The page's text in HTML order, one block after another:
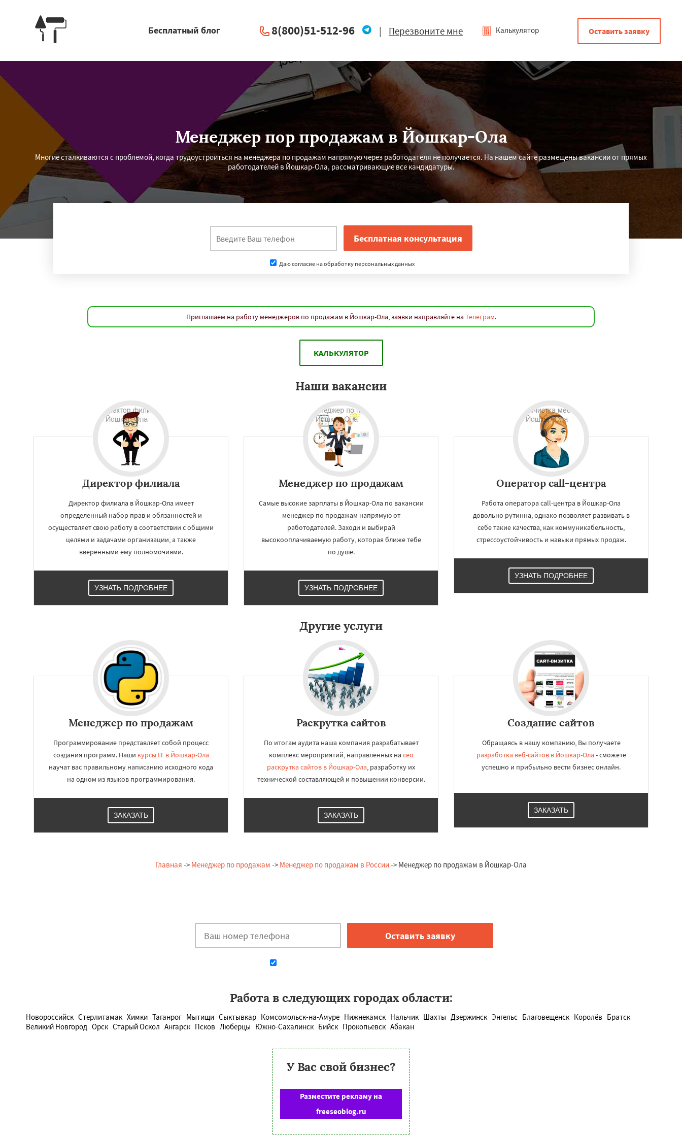
Новороссийск
Химки
Таганрог Мытищи
Комсомольск-на-Амуре
Нижнекамск
Нальчик
Благовещенск
Южно-Сахалинск
Абакан
Бесплатный блог 8(800)51-512-96 | Перезвоните мне Калькулятор Оставить заявку
Менеджер пор продажам в Йошкар-Ола
Многие сталкиваются с проблемой, когда трудоустроиться на менеджера по продажам напрямую через работодателя не получается. На нашем сайте размещены вакансии от прямых
работодателей в Йошкар-Ола, рассматривающие все кандидатуры.
Даю согласие на обработку персональных данных
Приглашаем на работу менеджеров по продажам в Йошкар-Ола, заявки направляйте на Телеграм.
КАЛЬКУЛЯТОР
Наши вакансии
Директор филиала
Директор филиала в Йошкар-Ола имеет
определенный набор прав и обязанностей и
осуществляет свою работу в соответствии с общими
целями и задачами организации, а также
вверенными ему полномочиями.
УЗНАТЬ ПОДРОБНЕЕ
Менеджер по продажам
Самые высокие зарплаты в Йошкар-Ола по вакансии
менеджер по продажам напрямую от
работодателей. Заходи и выбирай
высокооплачиваемую работу, которая ближе тебе
по душе.
УЗНАТЬ ПОДРОБНЕЕ
Оператор call-центра
Работа оператора call-центра в Йошкар-Ола
довольно рутинна, однако позволяет развивать в
себе такие качества, как коммуникабельность,
стрессоустойчивость и навыки прямых продаж.
УЗНАТЬ ПОДРОБНЕЕ
Другие услуги
Менеджер по продажам
Программирование представляет собой процесс
создания программ. Наши курсы IT в Йошкар-Ола
научат вас правильному написанию исходного кода
на одном из языков программирования.
ЗАКАЗАТЬ
Раскрутка сайтов
По итогам аудита наша компания разрабатывает
комплекс мероприятий, направленных на сео
раскрутка сайтов в Йошкар-Ола, разработку их
технической составляющей и повышении конверсии.
ЗАКАЗАТЬ
Создание сайтов
Обращаясь в нашу компанию, Вы получаете
разработка веб-сайтов в Йошкар-Ола - сможете
успешно и прибыльно вести бизнес онлайн.
ЗАКАЗАТЬ
Главная -> Менеджер по продажам -> Менеджер по продажам в России-> Менеджер по продажам в Йошкар-Ола
Работа в следующих городах области:
Новороссийск Стерлитамак Химки Таганрог Мытищи Сыктывкар Комсомольск-на-Амуре Нижнекамск Нальчик Шахты Дзержинск Энгельс Благовещенск Королёв Братск
Великий Новгород Орск Старый Оскол Ангарск Псков Люберцы Южно-Сахалинск Бийск Прокопьевск Абакан
У Вас свой бизнес?
Разместите рекламу на
freeseoblog.ru
УЗНАТЬ ПОДРОБНЕЕ